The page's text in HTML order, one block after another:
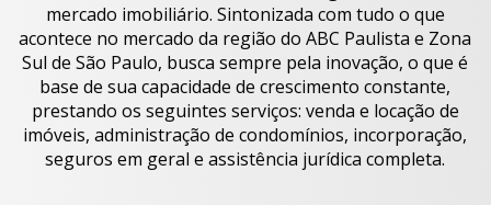
mercado imobiliário. Sintonizada com tudo o que
acontece no mercado da região do ABC Paulista e Zona
Sul de São Paulo, busca sempre pela inovação, o que é
base de sua capacidade de crescimento constante,
prestando os seguintes serviços: venda e locação de
imóveis, administração de condomínios, incorporação,
seguros em geral e assistência jurídica completa.